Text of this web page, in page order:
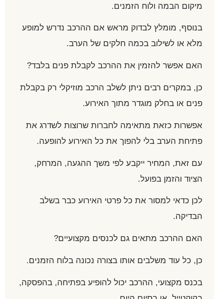
מיקום הבמה ולוח הזמנים.
בנוסף, מומלץ לבדוק מראש אם ההרכב נדרש למופע
מלא או לשילוב בכמה חלקים של הערב.
האם אפשר להזמין את ההרכב לקבלת פנים בלבד?
כן, במקרים רבים ניתן לשלב הרכב מוזיקלי רק בקבלת
פנים או בחלק מוגדר מתוך האירוע.
אפשרות כזאת מתאימה לחברות שרוצות לשדרג את
פתיחת הערב בלי להפוך את כל האירוע להופעה.
עם זאת, המחיר ייקבע לפי משך ההגעה, המרחק,
הציוד והזמן בפועל.
לכן כדאי למסור את כל פרטי האירוע כבר בשלב
הבדיקה.
האם ההרכב מתאים גם לכנסים מקצועיים?
כן, כל עוד משלבים אותו בצורה נכונה בלוח הזמנים.
בכנס מקצועי, ההרכב יכול להופיע בפתיחה, בהפסקה,